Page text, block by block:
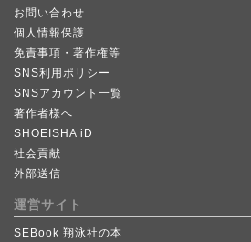
お問い合わせ
個人情報保護
免責事項・著作権等
SNS利用ポリシー
SNSアカウント一覧
著作者様へ
SHOEISHA iD
社会貢献
外部送信
運営サイト
SEBook 翔泳社の本